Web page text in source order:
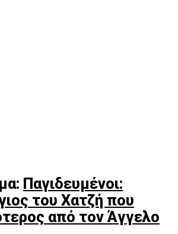
Παγιδευμένοι:
του Χατζή που
από τον Άγγελο